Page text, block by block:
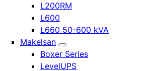
L200RM
L600
L660 50-600 kVA
Makelsan
Boxer Series
LevelUPS